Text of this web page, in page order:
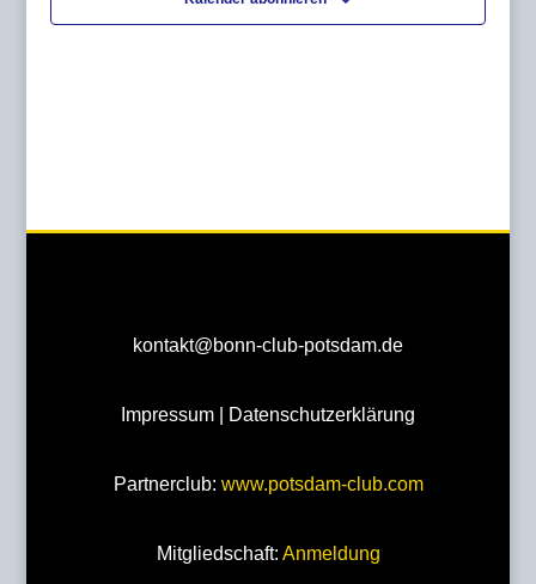
kontakt@bonn-club-potsdam.de
Impressum Datenschutzerklärung
Partnerclub: www.potsdam-club.com
Mitgliedschaft: Anmeldung